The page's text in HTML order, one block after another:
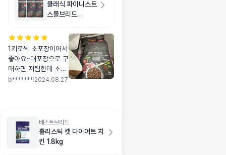
다이어트 사료보다 잘
빠지는 듯해요 ㅎㅎ 성
서 6kg 구매했습니다
클래식 파이니스트
스몰브리드
1키로씩 소포장이어서
좋아요~대포장으로 구
매하면 저렴한데 소분
하기가 불편해서요~애
하면 좋겠어요~
b******* 2024.08.27
베스트브리드
홀리스틱 캣 다이어트 치
킨 1.8kg